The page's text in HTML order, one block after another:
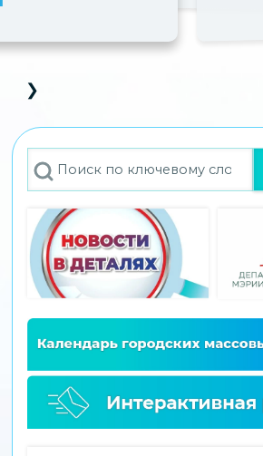
Carousel
SlideNext Slide
❯
Поиск